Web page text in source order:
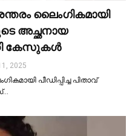
ലൈംഗികമായി
അച്ഛനായ
കേസുകള്‍
2025
പീഡിപ്പിച്ച പിതാവ്